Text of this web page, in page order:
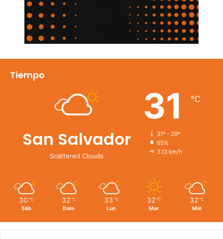
Tiempo
San Salvador
Scattered Clouds
31 ℃
31º - 29º
65%
3.13 km/h
30 ℃
Sáb
32 ℃
Dom
33 ℃
Lun
32 ℃
Mar
32 ℃
Mié